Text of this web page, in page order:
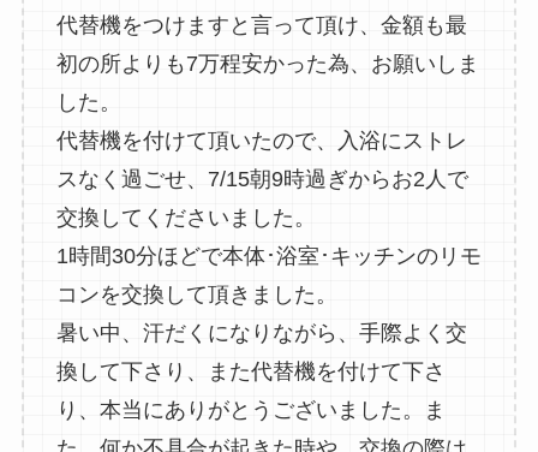
代替機をつけますと言って頂け、金額も最
初の所よりも7万程安かった為、お願いしま
した。
代替機を付けて頂いたので、入浴にストレ
スなく過ごせ、7/15朝9時過ぎからお2人で
交換してくださいました。
1時間30分ほどで本体･浴室･キッチンのリモ
コンを交換して頂きました。
暑い中、汗だくになりながら、手際よく交
換して下さり、また代替機を付けて下さ
り、本当にありがとうございました。ま